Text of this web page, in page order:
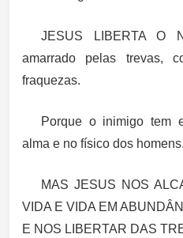
JESUS LIBERTA O
amarrado pelas trevas,
fraquezas.
Porque o inimigo tem
alma e no físico dos homens.
MAS JESUS NOS
VIDA E VIDA EM
E NOS LIBERTAR DAS